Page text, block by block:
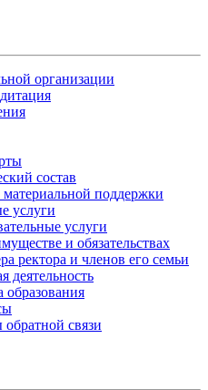
организации
состав
поддержки
услуги
услуги
и обязательствах
ректора и членов его семьи
деятельность
образования
связи